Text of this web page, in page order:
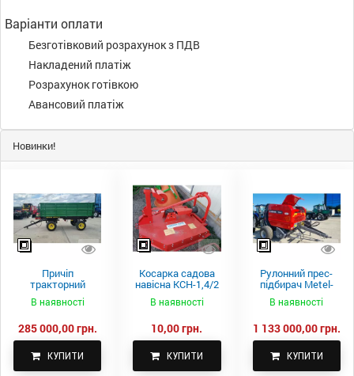
Варіанти оплати
Безготівковий розрахунок з ПДВ
Накладений платіж
Розрахунок готівкою
Авансовий платіж
Новинки!
Причіп
тракторний
самоскидний
Spike 2 ПТС-4
В наявності
285 000,00 грн.
КУПИТИ
Косарка садова
навісна КСН-1,4/2
В наявності
10,00 грн.
КУПИТИ
Рулонний прес-
підбирач Metel-
Fach Z 587
В наявності
1 133 000,00 грн.
КУПИТИ